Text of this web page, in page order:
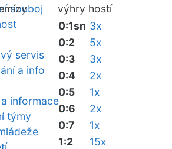
souboj
servis
a info
informace
týmy
výhry hostí
0:1sn 3x
0:2
5x
0:3
3x
0:4
2x
0:5
1x
0:6
2x
0:7
1x
1:2
15x